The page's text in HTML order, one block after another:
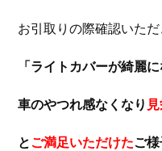
お引取りの際確認いただ
「ライトカバーが綺麗に
車のやつれ感なくなり
とご満足いただけたご様